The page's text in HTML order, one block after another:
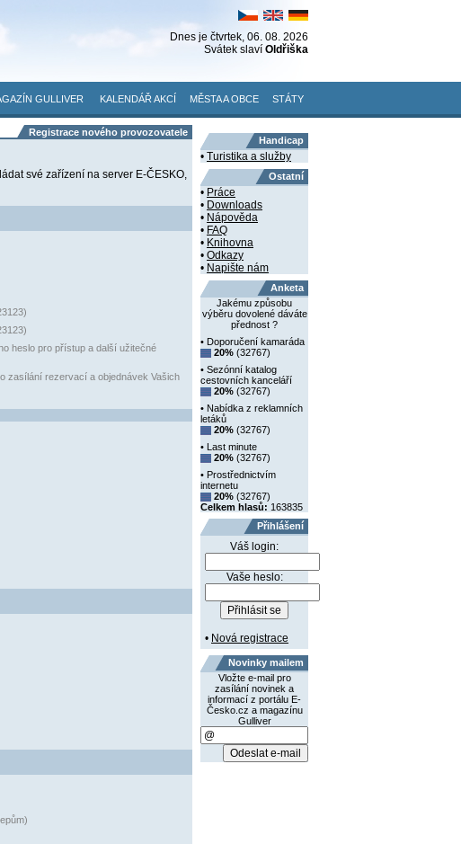
Dnes je čtvrtek, 06. 08. 2026
Svátek slaví Oldřiška
GULLIVER KALENDÁŘ AKCÍ MĚSTA A OBCE STÁTY
Registrace nového provozovatele
své zařízení na server E-ČESKO,
heslo pro přístup a další užitečné
zasílání rezervací a objednávek Vašich
Handicap
• Turistika a služby
Ostatní
• Práce
• Downloads
• Nápověda
• FAQ
• Knihovna
• Odkazy
• Napište nám
Anketa
Jakému způsobu
výběru dovolené dáváte
přednost ?
• Doporučení kamaráda
20% (32767)
• Sezónní katalog
cestovních kanceláří
20% (32767)
• Nabídka z reklamních
letáků
20% (32767)
• Last minute
20% (32767)
• Prostřednictvím
internetu
20% (32767)
Celkem hlasů: 163835
Přihlášení
Váš login:
Vaše heslo:
• Nová registrace
Novinky mailem
Vložte e-mail pro
zasílání novinek a
informací z portálu E-
Česko.cz a magazínu
Gulliver